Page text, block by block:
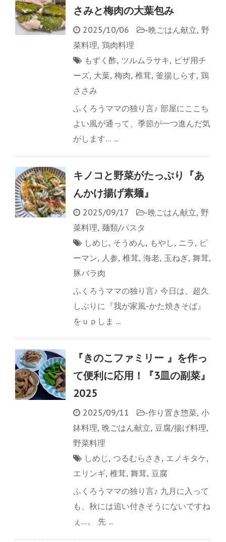
さみと梅肉の大葉包み
2025/10/06 -晩ごはん献立, 野
菜料理, 鶏肉料理
もずく酢, ツルムラサキ, ピザ用チ
ーズ, 大葉, 梅肉, 椎茸, 釜揚しらす, 鶏
ささみ
ふくろうママの独り言♪ 部屋にここち
よい風が通って、季節が一つ進んだ気
がします… ...
キノコと野菜がたっぷり『あ
んかけ揚げ素麺』
2025/09/17 -晩ごはん献立, 野
菜料理, 麺類/パスタ
しめじ, そうめん, もやし, ニラ, ピ
ーマン, 人参, 椎茸, 海老, 玉ねぎ, 舞茸,
豚バラ肉
ふくろうママの独り言♪ 今日は、超久
しぶりに『我が家風-かた焼きそば』
をｕｐしま ...
『きのこファミリー 』を作っ
て便利に応用！『3皿の副菜』
2025
2025/09/11 -作り置き惣菜, 小
鉢料理, 晩ごはん献立, 豆腐/揚げ料理,
野菜料理
しめじ, つるむらさき , エノキタケ,
エリンギ, 椎茸, 舞茸, 豆腐
ふくろうママの独り言♪ 九月に入って
も、秋には追い付きそうにないですね
ぇ…。 先 ...